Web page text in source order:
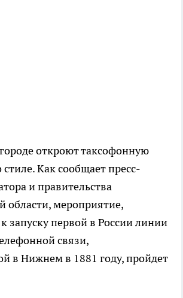
откроют таксофонную
стиле. Как сообщает пресс-
и правительства
области, мероприятие,
запуску первой в России линии
связи,
в Нижнем в 1881 году, пройдет